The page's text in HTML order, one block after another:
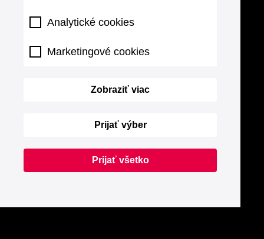
Analytické cookies
Marketingové cookies
Zobraziť viac
Prijať výber
Prijať všetko